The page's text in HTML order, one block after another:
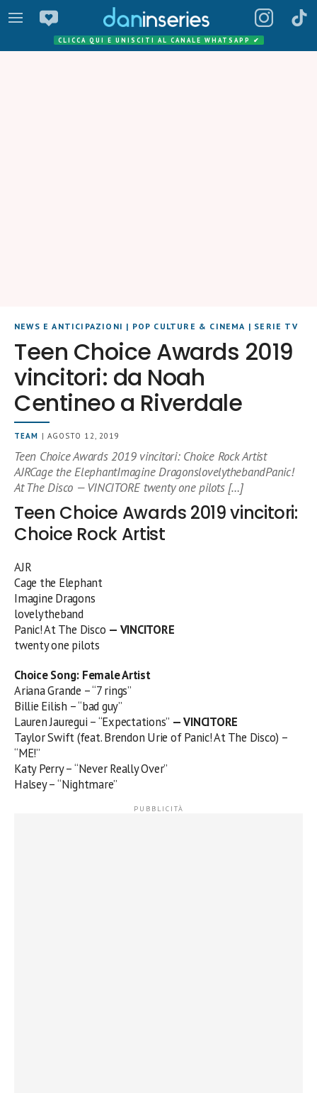
CLICCA QUI E UNISCITI AL CANALE WHATSAPP ✔
NEWS E ANTICIPAZIONI | POP CULTURE & CINEMA | SERIE TV
Teen Choice Awards 2019
vincitori: da Noah
Centineo a Riverdale
TEAM | AGOSTO 12, 2019
Teen Choice Awards 2019 vincitori: Choice Rock Artist
AJRCage the ElephantImagine DragonslovelythebandPanic!
At The Disco — VINCITORE twenty one pilots […]
Teen Choice Awards 2019 vincitori:
Choice Rock Artist
AJR
Cage the Elephant
Imagine Dragons
lovelytheband
Panic! At The Disco — VINCITORE
twenty one pilots
Choice Song: Female Artist
Ariana Grande – “7 rings”
Billie Eilish – “bad guy”
Lauren Jauregui – “Expectations” — VINCITORE
Taylor Swift (feat. Brendon Urie of Panic! At The Disco) –
“ME!”
Katy Perry – “Never Really Over”
Halsey – “Nightmare”